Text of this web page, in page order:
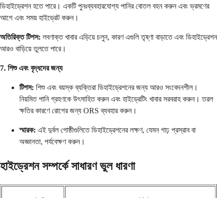
ডিহাইড্রেশন হতে পারে। একটি পুনঃব্যবহারযোগ্য পানির বোতল বহন করুন এবং ভ্রমণের
আগে এবং সময় হাইড্রেট করুন।
অতিরিক্ত টিপস: লবণাক্ত খাবার এড়িয়ে চলুন, কারণ এগুলি তৃষ্ণা বাড়াতে এবং ডিহাইড্রেশন
আরও বাড়িয়ে তুলতে পারে।
7. শিশু এবং বৃদ্ধদের জন্য
টিপস: শিশু এবং বয়স্ক ব্যক্তিরা ডিহাইড্রেশনের জন্য আরও সংবেদনশীল।
নিয়মিত পানি গ্রহণকে উৎসাহিত করুন এবং হাইড্রেটিং খাবার সরবরাহ করুন। তরল
ক্ষতির কারণে রোগের জন্য ORS ব্যবহার করুন।
স্মারক: এই দুর্বল গোষ্ঠীগুলিতে ডিহাইড্রেশনের লক্ষণ, যেমন গাঢ় প্রস্রাব বা
অজ্ঞানতা, পর্যবেক্ষণ করুন।
হাইড্রেশন সম্পর্কে সাধারণ ভুল ধারণা